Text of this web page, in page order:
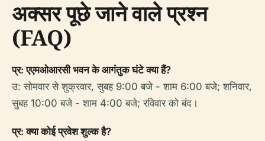
अक्सर पूछे जाने वाले प्रश्न
(FAQ)
प्र: एएमओआरसी भवन के आगंतुक घंटे क्या हैं?
उ: सोमवार से शुक्रवार, सुबह 9:00 बजे - शाम 6:00 बजे; शनिवार,
सुबह 10:00 बजे - शाम 4:00 बजे; रविवार को बंद।
प्र: क्या कोई प्रवेश शुल्क है?